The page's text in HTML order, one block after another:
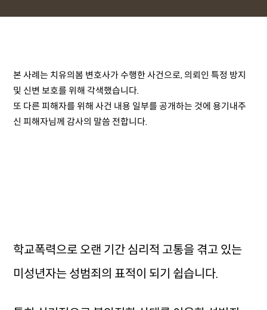
본 사례는 치유의봄 변호사가 수행한 사건으로, 의뢰인 특정 방지
및 신변 보호를 위해 각색했습니다.
또 다른 피해자를 위해 사건 내용 일부를 공개하는 것에 용기내주
신 피해자님께 감사의 말씀 전합니다.
학교폭력으로 오랜 기간 심리적 고통을 겪고 있는
미성년자는 성범죄의 표적이 되기 쉽습니다.